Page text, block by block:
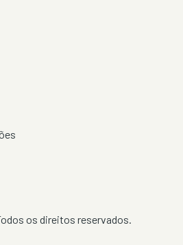
os direitos reservados.